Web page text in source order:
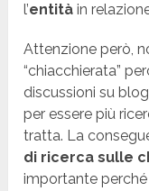
l’entità in
Attenzione però,
“chiacchierata”
discussioni su
per essere più
tratta. La
di ricerca sulle
importante